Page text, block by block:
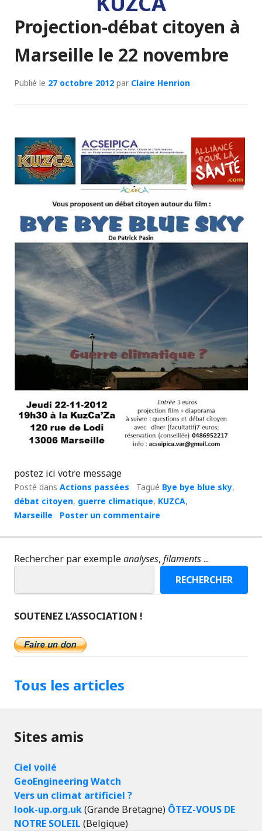
Projection-débat citoyen à
Marseille le 22 novembre
Publié le 27 octobre 2012 par Claire Henrion
postez ici votre message
Posté dans Actions passées Tagué Bye bye blue sky,
débat citoyen, guerre climatique, KUZCA,
Marseille
Poster un commentaire
Rechercher par exempleanalyses, filaments...
RECHERCHER
SOUTENEZ L’ASSOCIATION !
Tous les articles
Sites amis
Ciel voilé
GeoEngineering Watch
Vers un climat artificiel ?
look-up.org.uk(Grande Bretagne) ÔTEZ-VOUS DE
NOTRE SOLEIL (Belgique)